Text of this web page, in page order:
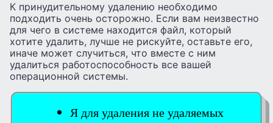
К принудительному удалению необходимо
подходить очень осторожно. Если вам неизвестно
для чего в системе находится файл, который
хотите удалить, лучше не рискуйте, оставьте его,
иначе может случиться, что вместе с ним
удалиться работоспособность все вашей
операционной системы.
Я для удаления не удаляемых